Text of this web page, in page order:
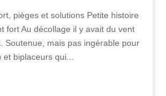
pièges et solutions Petite histoire
fort Au décollage il y avait du vent
Soutenue, mais pas ingérable pour
biplaceurs qui...